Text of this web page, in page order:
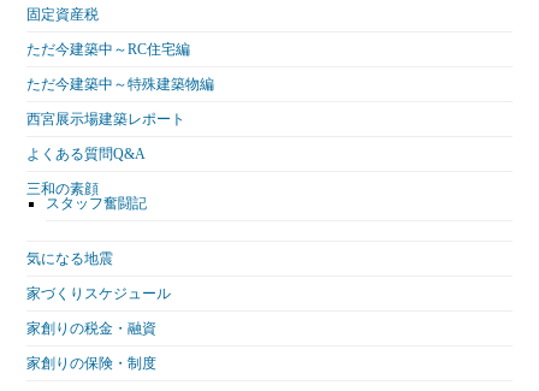
固定資産税
ただ今建築中～RC住宅編
ただ今建築中～特殊建築物編
西宮展示場建築レポート
よくある質問Q&A
三和の素顔
スタッフ奮闘記
気になる地震
家づくりスケジュール
家創りの税金・融資
家創りの保険・制度